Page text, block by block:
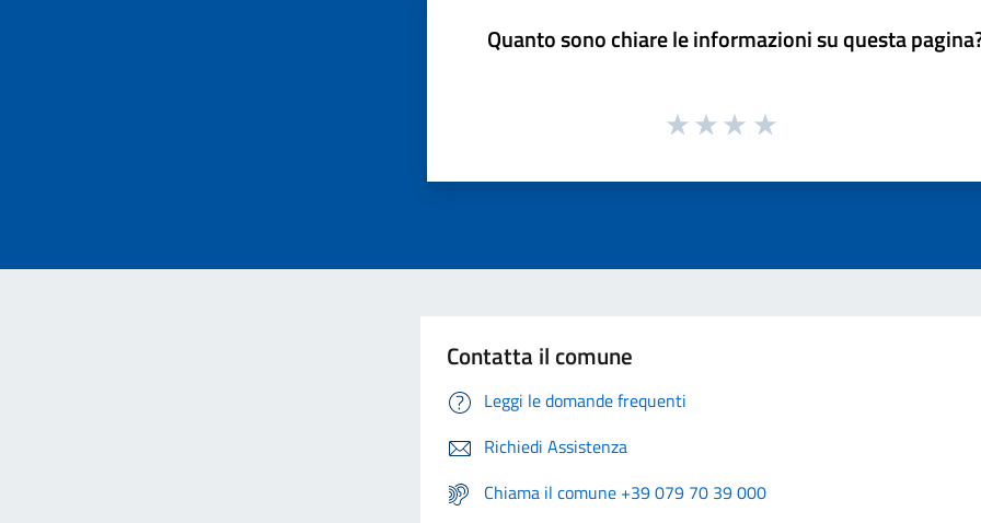
Quanto sono chiare le informazioni su questa
Contatta il comune
Leggi le domande frequenti
Richiedi Assistenza
Chiama il comune +39 079 70 39 000